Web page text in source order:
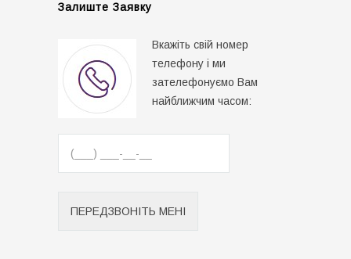
Залиште Заявку
Вкажіть свій номер
телефону і ми
зателефонуємо Вам
найближчим часом: